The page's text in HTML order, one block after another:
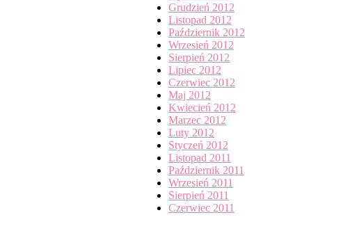
Grudzień 2012
Listopad 2012
Październik 2012
Wrzesień 2012
Sierpień 2012
Lipiec 2012
Czerwiec 2012
Maj 2012
Kwiecień 2012
Marzec 2012
Luty 2012
Styczeń 2012
Listopad 2011
Październik 2011
Wrzesień 2011
Sierpień 2011
Czerwiec 2011